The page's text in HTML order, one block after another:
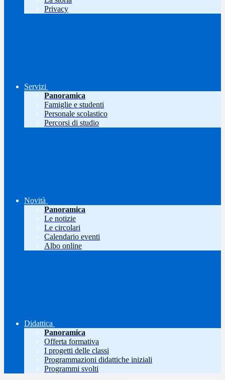
Privacy
Servizi
Panoramica
Famiglie e studenti
Personale scolastico
Percorsi di studio
Novità
Panoramica
Le notizie
Le circolari
Calendario eventi
Albo online
Didattica
Panoramica
Offerta formativa
I progetti delle classi
Programmazioni didattiche iniziali
Programmi svolti